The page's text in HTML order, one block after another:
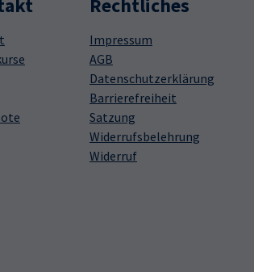
Impressum
AGB
Datenschutzerklärung
Barrierefreiheit
Satzung
Widerrufsbelehrung
Widerruf